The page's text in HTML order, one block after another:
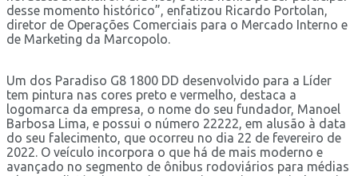
desse momento histórico”, enfatizou Ricardo Portolan,
diretor de Operações Comerciais para o Mercado Interno e
de Marketing da Marcopolo.
Um dos Paradiso G8 1800 DD desenvolvido para a Líder
tem pintura nas cores preto e vermelho, destaca a
logomarca da empresa, o nome do seu fundador, Manoel
Barbosa Lima, e possui o número 22222, em alusão à data
do seu falecimento, que ocorreu no dia 22 de fevereiro de
2022. O veículo incorpora o que há de mais moderno e
avançado no segmento de ônibus rodoviários para médias